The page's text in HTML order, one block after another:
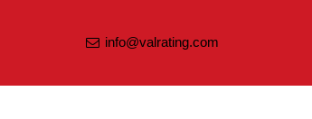
info@valrating.com